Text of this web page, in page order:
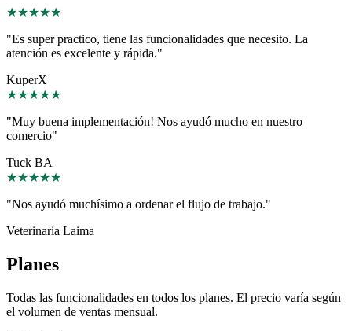
★★★★★
"Es super practico, tiene las funcionalidades que necesito. La
atención es excelente y rápida."
KuperX
★★★★★
"Muy buena implementación! Nos ayudó mucho en nuestro
comercio"
Tuck BA
★★★★★
"Nos ayudó muchísimo a ordenar el flujo de trabajo."
Veterinaria Laima
Planes
Todas las funcionalidades en todos los planes. El precio varía según
el volumen de ventas mensual.